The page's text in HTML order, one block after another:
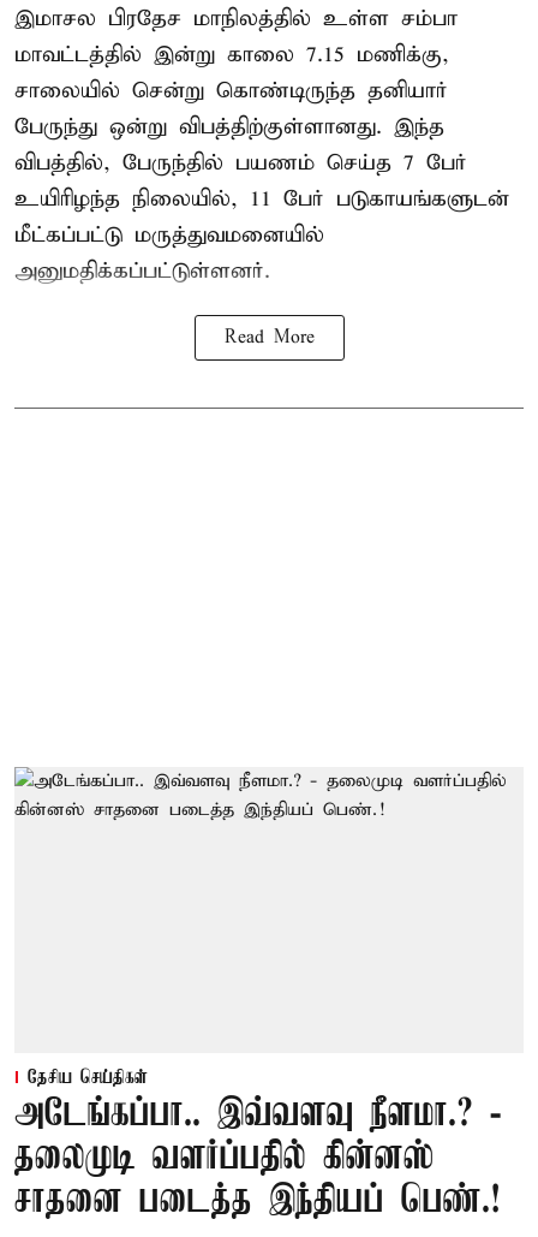
இமாசல பிரதேச மாநிலத்தில் உள்ள சம்பா
மாவட்டத்தில் இன்று காலை 7.15 மணிக்கு,
சாலையில் சென்று கொண்டிருந்த தனியார்
பேருந்து ஒன்று விபத்திற்குள்ளானது. இந்த
விபத்தில், பேருந்தில் பயணம் செய்த 7 பேர்
உயிரிழந்த நிலையில், 11 பேர் படுகாயங்களுடன்
மீட்கப்பட்டு மருத்துவமனையில்
அனுமதிக்கப்பட்டுள்ளனர்.
Read More
தேசிய செய்திகள்
அடேங்கப்பா.. இவ்வளவு நீளமா.? -
தலைமுடி வளர்ப்பதில் கின்னஸ்
சாதனை படைத்த இந்தியப் பெண்.!